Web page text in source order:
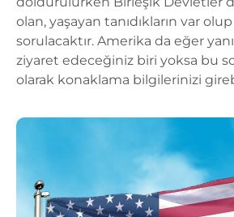
olan, yaşayan tanıdıkların var
sorulacaktır. Amerika da eğer
ziyaret edeceğiniz biri yoksa bu
olarak konaklama bilgilerinizi